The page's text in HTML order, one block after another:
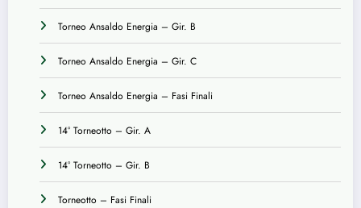
Torneo Ansaldo Energia – Gir. B
Torneo Ansaldo Energia – Gir. C
Torneo Ansaldo Energia – Fasi Finali
14° Torneotto – Gir. A
14° Torneotto – Gir. B
Torneotto – Fasi Finali